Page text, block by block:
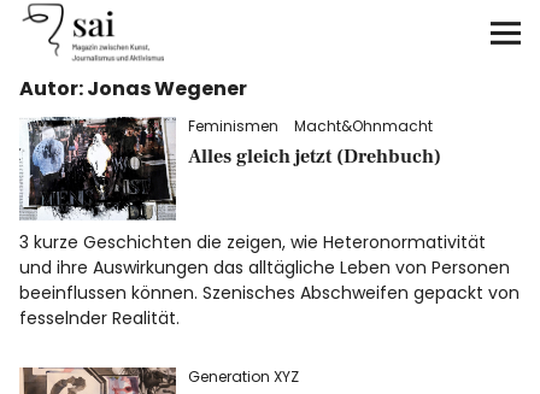
sai
Unterstützen
Klimagerechtigkeit
Antirassismus
Feminismen
Kunst&Literatur
Autor: Jonas Wegener
Feminismen Macht&Ohnmacht
Alles gleich jetzt (Drehbuch)
3 kurze Geschichten die zeigen, wie Heteronormativität
und ihre Auswirkungen das alltägliche Leben von Personen
beeinflussen können. Szenisches Abschweifen gepackt von
fesselnder Realität.
Generation XYZ